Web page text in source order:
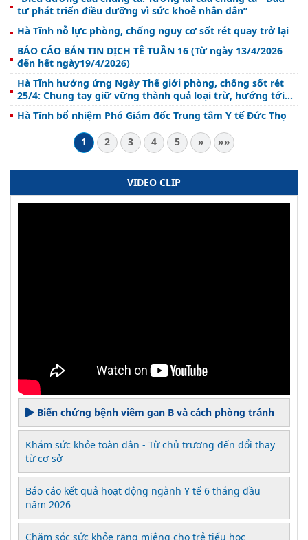
tư phát triển điều dưỡng vì sức khoẻ nhân dân”
Hà Tĩnh nỗ lực phòng, chống nguy cơ sốt rét quay trở lại
BÁO CÁO BẢN TIN DỊCH TỄ TUẦN 16 (Từ ngày 13/4/2026
đến hết ngày19/4/2026)
Hà Tĩnh hưởng ứng Ngày Thế giới phòng, chống sốt rét
25/4: Chung tay giữ vững thành quả loại trừ, hướng tới
mục tiêu năm 2030
Hà Tĩnh bổ nhiệm Phó Giám đốc Trung tâm Y tế Đức Thọ
1
2 3 4 5 » »»
VIDEO CLIP
Biến chứng bệnh viêm gan B và cách phòng tránh
Khám sức khỏe toàn dân - Từ chủ trương đến đổi thay
từ cơ sở
Báo cáo kết quả hoạt động ngành Y tế 6 tháng đầu
năm 2026
Chăm sóc sức khỏe răng miệng cho trẻ tiểu học